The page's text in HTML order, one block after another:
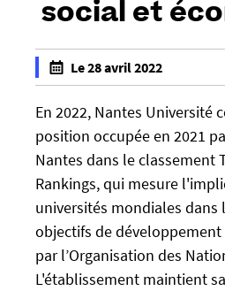
social et
h
t
p
s
:
/
/
u
-
n
Le 28 avril 2022
f
a
l
f
a
l
s
e
En 2022, Nantes Université
position occupée en 2021
Nantes dans le classement
Rankings, qui mesure
universités mondiales dans
objectifs de développement
par l’Organisation des
L'établissement maintient